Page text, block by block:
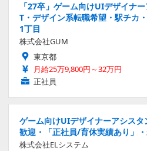
「27卒」ゲーム向けUIデザイナ
T・デザイン系転職希望・駅チカ
1丁目
株式会社GUM
東京都
月給25万9,800円～32万円
正社員
ゲーム向けUIデザイナーアシス
歓迎・「正社員/育休実績あり」
株式会社ELシステム